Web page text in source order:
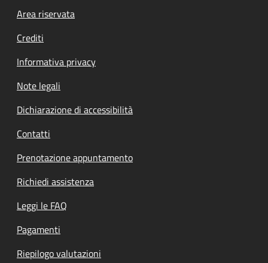
Footer menu
Area riservata
Crediti
Informativa privacy
Note legali
Dichiarazione di accessibilità
Contatti
Prenotazione appuntamento
Richiedi assistenza
Leggi le FAQ
Pagamenti
Riepilogo valutazioni